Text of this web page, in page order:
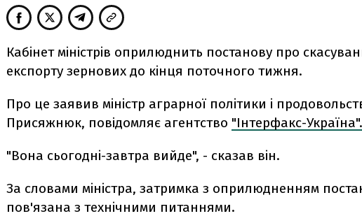
Кабiнет мiнiстрiв оприлюднить постанову про
експорту зернових до кiнця поточного тижня.
Про це заявив мiнiстр аграрної полiтики i
Присяжнюк, повідомляє агентство "Інтерфакс-Україна".
"Вона сьогоднi-завтра вийде", - сказав вiн.
За словами мiнiстра, затримка з оприлюдненням
пов'язана з технiчними питаннями.